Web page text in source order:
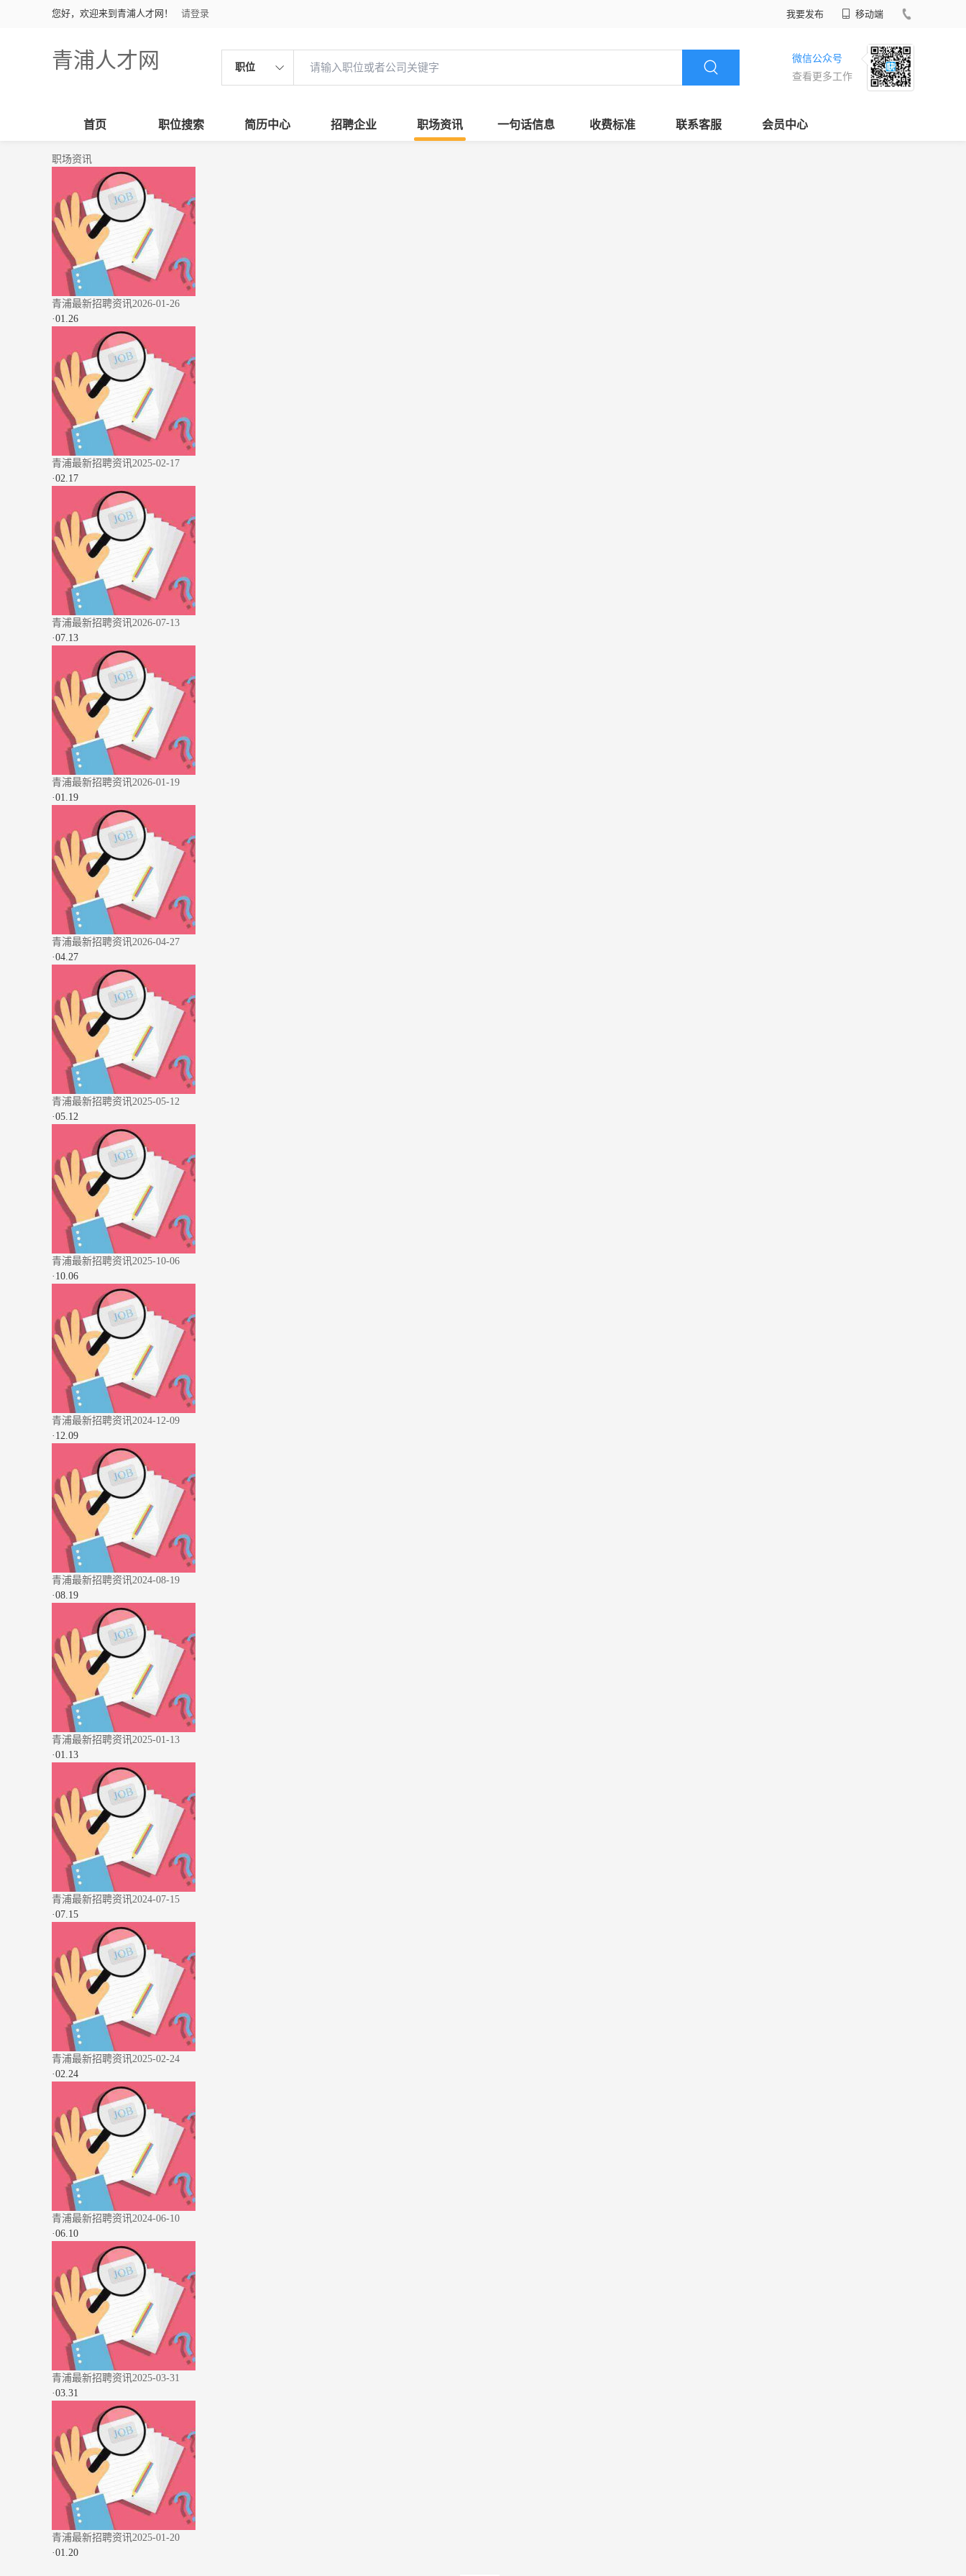
您好，欢迎来到青浦人才网！ 请登录 我要发布 移动端
青浦人才网 职位
微信公众号
查看更多工作
首页 职位搜索 简历中心 招聘企业 职场资讯 一句话信息 收费标准 联系客服 会员中心
职场资讯
青浦最新招聘资讯2026-01-26
·01.26
青浦最新招聘资讯2025-02-17
·02.17
青浦最新招聘资讯2026-07-13
·07.13
青浦最新招聘资讯2026-01-19
·01.19
青浦最新招聘资讯2026-04-27
·04.27
青浦最新招聘资讯2025-05-12
·05.12
青浦最新招聘资讯2025-10-06
· 10.06
青浦最新招聘资讯2024-12-09
· 12.09
青浦最新招聘资讯2024-08-19
·08.19
青浦最新招聘资讯2025-01-13
·01.13
青浦最新招聘资讯2024-07-15
·07.15
青浦最新招聘资讯2025-02-24
·02.24
青浦最新招聘资讯2024-06-10
·06.10
青浦最新招聘资讯2025-03-31
·03.31
青浦最新招聘资讯2025-01-20
·01.20